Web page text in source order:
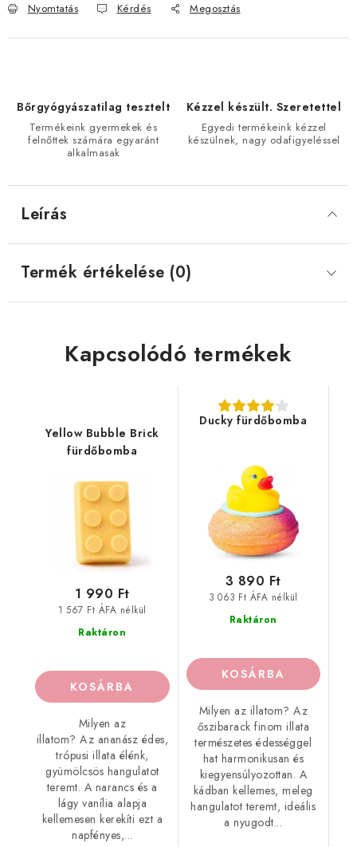
Nyomtatás Kérdés Megosztás
Bőrgyógyászatilag tesztelt
Termékeink gyermekek és
felnőttek számára egyaránt
alkalmasak
Kézzel készült. Szeretettel
Egyedi termékeink kézzel
készülnek, nagy odafigyeléssel
Leírás
Termék értékelése (0)
Kapcsolódó termékek
Yellow Bubble Brick
fürdőbomba
Raktáron
1 567 Ft ÁFA nélkül
1 990 Ft
KOSÁRBA
Milyen az
illatom? Az ananász édes,
trópusi illata élénk,
gyümölcsös hangulatot
teremt. A narancs és a
lágy vanília alapja
kellemesen kerekíti ezt a
napfényes,...
Ducky fürdőbomba
Raktáron
3 063 Ft ÁFA nélkül
3 890 Ft
KOSÁRBA
Milyen az illatom? Az
őszibarack finom illata
természetes édességgel
hat harmonikusan és
kiegyensúlyozottan. A
kádban kellemes, meleg
hangulatot teremt, ideális
a nyugodt...